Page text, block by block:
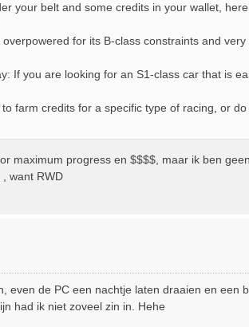
your belt and some credits in your wallet,
for its B-class constraints and very
If you are looking for an S1-class car that is
farm credits for a specific type of racing, or
maximum progress en $$$$, maar ik ben
want RWD
even de PC een nachtje laten draaien en een
had ik niet zoveel zin in. Hehe